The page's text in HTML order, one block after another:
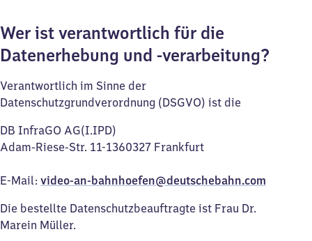
Wer ist verantwortlich für die
Datenerhebung und -verarbeitung?
Verantwortlich im Sinne der
Datenschutzgrundverordnung (DSGVO) ist die
DB InfraGO AG(I.IPD)
Adam-Riese-Str. 11-1360327 Frankfurt
E-Mail: video-an-bahnhoefen@deutschebahn.com
Die bestellte Datenschutzbeauftragte ist Frau Dr.
Marein Müller.